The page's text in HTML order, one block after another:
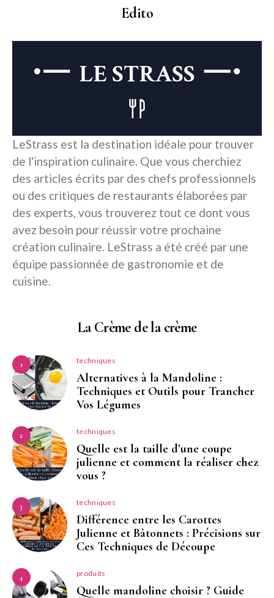
Edito
LeStrass est la destination idéale pour trouver
de l'inspiration culinaire. Que vous cherchiez
des articles écrits par des chefs professionnels
ou des critiques de restaurants élaborées par
des experts, vous trouverez tout ce dont vous
avez besoin pour réussir votre prochaine
création culinaire. LeStrass a été créé par une
équipe passionnée de gastronomie et de
cuisine.
La Crème de la crème
1 techniques
Alternatives à la Mandoline :
Techniques et Outils pour Trancher
Vos Légumes
2 techniques
Quelle est la taille d’une coupe
julienne et comment la réaliser chez
vous ?
3 techniques
Différence entre les Carottes
Julienne et Bâtonnets : Précisions sur
Ces Techniques de Découpe
4 produits
Quelle mandoline choisir ? Guide